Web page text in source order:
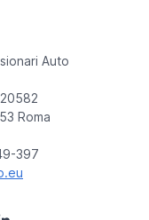
Auto
Roma
397